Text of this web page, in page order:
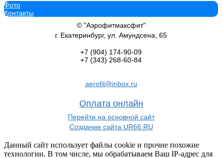
Фото
Контакты
© "Аэрофитмаксфит"
г. Екатеринбург, ул. Амундсена, 65
+7 (904) 174-90-09
+7 (343) 268-60-84
aerofit@inbox.ru
Оплата онлайн
Перейти на основной сайт
Создание сайта UR66.RU
Данный сайт использует файлы cookie и прочие похожие
технологии. В том числе, мы обрабатываем Ваш IP-адрес для